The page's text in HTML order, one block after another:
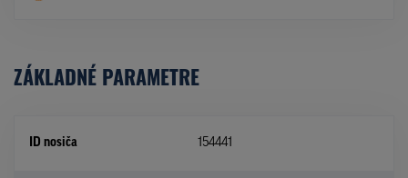
ZÁKLADNÉ PARAMETRE
ID nosiča 154441